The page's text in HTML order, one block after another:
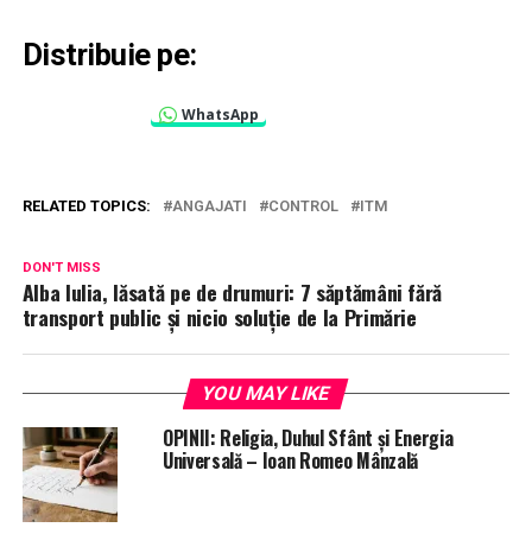
Distribuie pe:
WhatsApp
RELATED TOPICS: ANGAJATI CONTROL ITM
DON'T MISS
Alba Iulia, lăsată pe de drumuri: 7 săptămâni fără
transport public și nicio soluție de la Primărie
YOU MAY LIKE
OPINII: Religia, Duhul Sfânt și Energia
Universală – Ioan Romeo Mânzală